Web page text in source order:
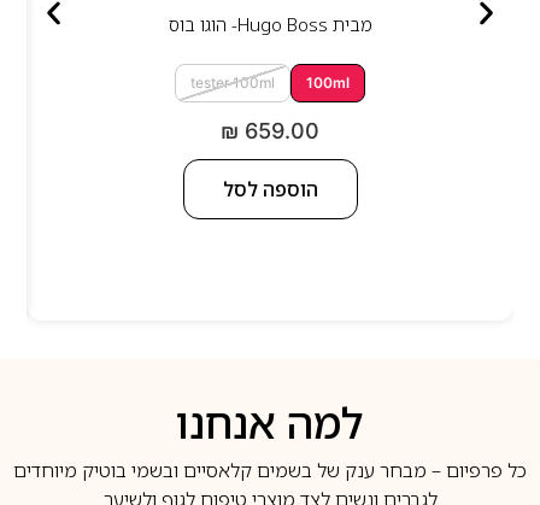
מבית Hugo Boss- הוגו בוס
100ml
tester 100ml
₪ 659.00
הוספה לסל
למה אנחנו
כל פרפיום – מבחר ענק של בשמים קלאסיים ובשמי בוטיק מיוחדים
לגברים ונשים לצד מוצרי טיפוח לגוף ולשיער